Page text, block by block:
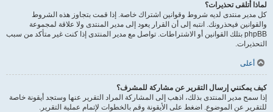
لماذا أتلقى تحذيرات؟
كل مدير منتدى لديه شروط وقوانين اشتراك خاصة. إذا قمت بتجاوز هذه الشروط
والقوانين فيحذرونك. انتبه إلى أن القرار يعود إلى مدير المنتدى ولا علاقة لمجموعة
phpBB بتلك القوانين أو الاشتراطات. تواصل مع مدير المنتدى إذا كنت غير متأكد من سبب
التحذيرات.
أعلى
كيف يمكنني إرسال التقرير عن مشاركة للمشرف؟
إذا سمح مدير المنتدى بذلك، اذهب إلى المشاركة المراد التقرير عنها وستجد أيقونة خاصة
للتقرير عن الموضوع. اضغط على الأيقونة وقم بالخطوات لإتمام عملية التقرير.